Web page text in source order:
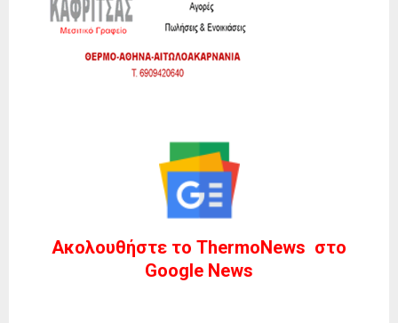
Ακολουθήστε το ThermoNews στο
Google News